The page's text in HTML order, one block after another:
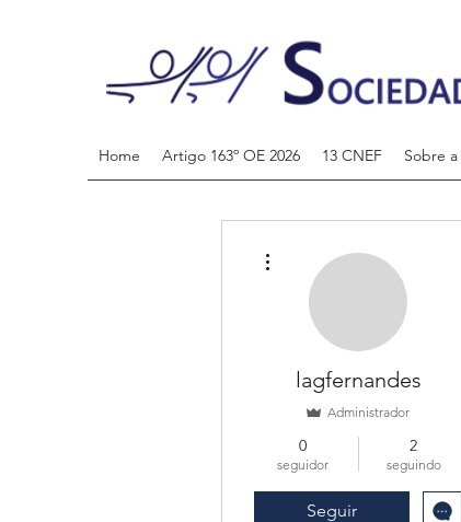
Home Artigo 163º OE 2026 13 CNEF Sobre a
lagfernandes
Administrador
0
seguidor
2
seguindo
Seguir